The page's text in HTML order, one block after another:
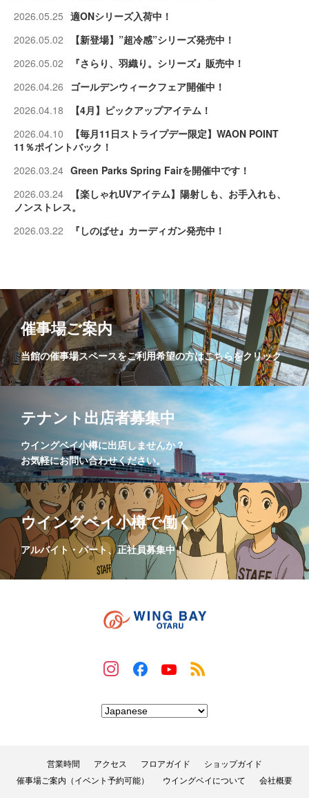
2026.05.25 適ONシリーズ入荷中！
2026.05.02
【新登場】”超冷感”シリーズ発売中！
2026.05.02
『さらり、羽織り。シリーズ』販売中！
2026.04.26
ゴールデンウィークフェア開催中！
2026.04.18
【4月】ピックアップアイテム！
2026.04.10
【毎月11日ストライプデー限定】WAON POINT
11％ポイントバック！
2026.03.24 Green Parks Spring Fairを開催中です！
2026.03.24
【楽しゃれUVアイテム】陽射しも、お手入れも、
ノンストレス。
2026.03.22
『しのばせ』カーディガン発売中！
催事場ご案内
当館の催事場スペースをご利用希望の方はこちらをクリック
テナント出店者募集中
ウイングベイ小樽に出店しませんか？
お気軽にお問い合わせください。
ウイングベイ小樽で働く
アルバイト・パート、正社員募集中！
営業時間 アクセス フロアガイド
ショップガイド
催事場ご案内（イベント予約可能）
ウイングベイについて 会社概要